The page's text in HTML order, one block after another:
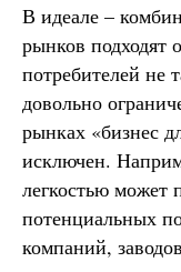
В идеале –
рынков подходят
потребителей не
довольно
рынках «бизнес
исключен.
легкостью может
потенциальных
компаний,